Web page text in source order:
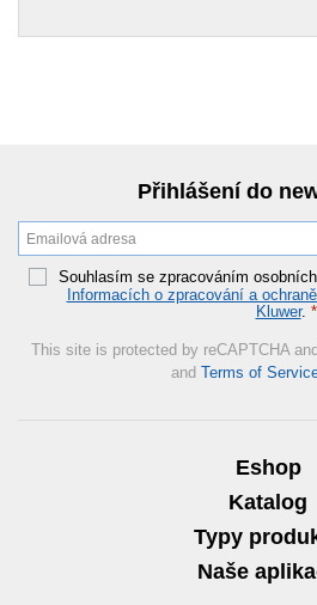
Přihlášení do
Souhlasím se zpracováním
Informacích o zpracování a
Kluwer. *
This site is protected by reCAPTCHA
and Terms of
Eshop
Katalog
Typy
Naše